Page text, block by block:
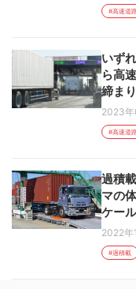
#高速道
いず
ら高
締ま
2023年
#高速道
過積
マの
ケー
2022年
#過積載